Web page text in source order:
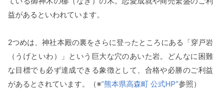
益があるといわれています。
2つめは、神社本殿の裏をさらに登ったところにある「穿戸岩
（うげといわ）」という巨大な穴のあいた岩。どんなに困難
な目標でも必ず達成できる象徴として、合格や必勝のご利益
があるとされています。（※“熊本県高森町 公式HP”参照）